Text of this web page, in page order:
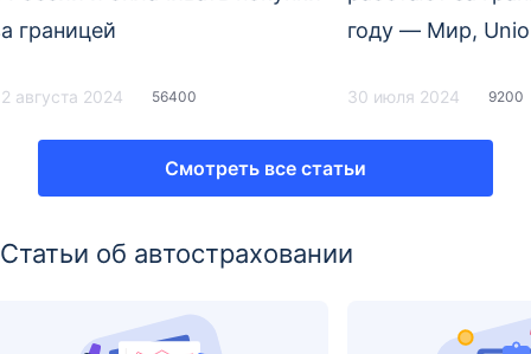
границей
августа 2024 56400
году — Мир,
30 июля 2024 9200
Смотреть все статьи
Статьи об автостраховании